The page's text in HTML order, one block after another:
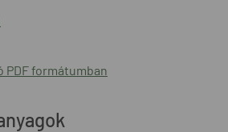
PDF formátumban